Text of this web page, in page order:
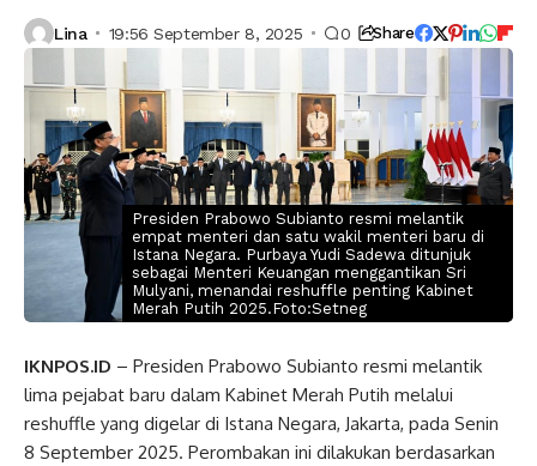
Lina 19:56 September 8, 2025 0 Share
Presiden Prabowo Subianto resmi melantik
empat menteri dan satu wakil menteri baru di
Istana Negara. Purbaya Yudi Sadewa ditunjuk
sebagai Menteri Keuangan menggantikan Sri
Mulyani, menandai reshuffle penting Kabinet
Merah Putih 2025.Foto:Setneg
IKNPOS.ID – Presiden Prabowo Subianto resmi melantik
lima pejabat baru dalam Kabinet Merah Putih melalui
reshuffle yang digelar di Istana Negara, Jakarta, pada Senin
8 September 2025. Perombakan ini dilakukan berdasarkan